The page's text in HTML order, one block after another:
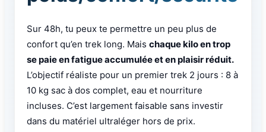
Sur 48h, tu peux te permettre un peu plus de
confort qu’en trek long. Mais chaque kilo en trop
se paie en fatigue accumulée et en plaisir réduit.
L’objectif réaliste pour un premier trek 2 jours : 8 à
10 kg sac à dos complet, eau et nourriture
incluses. C’est largement faisable sans investir
dans du matériel ultraléger hors de prix.